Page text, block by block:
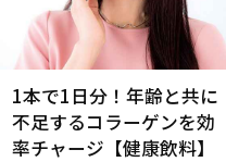
1本で1日分！年齢と共に
不足するコラーゲンを効
率チャージ【健康飲料】